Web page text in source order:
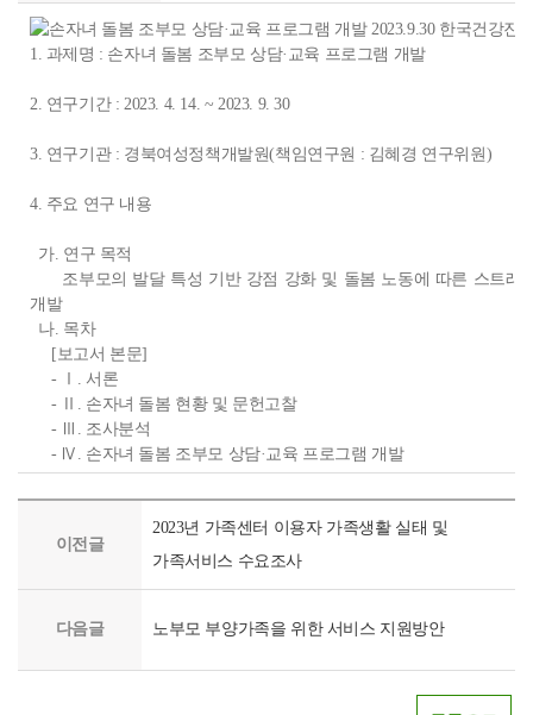
1. 과제명 : 손자녀 돌봄 조부모 상담·교육 프로그램 개발
2. 연구기간 : 2023. 4. 14. ~ 2023. 9. 30
3. 연구기관 : 경북여성정책개발원(책임연구원 : 김혜경 연구위원)
4. 주요 연구 내용
가. 연구 목적
조부모의 발달 특성 기반 강점 강화 및 돌봄 노동에 따른 스트래
개발
나. 목차
[보고서 본문]
- Ⅰ. 서론
- Ⅱ. 손자녀 돌봄 현황 및 문헌고찰
- Ⅲ. 조사분석
- Ⅳ. 손자녀 돌봄 조부모 상담·교육 프로그램 개발
이전글
2023년 가족센터 이용자 가족생활 실태 및
가족서비스 수요조사
다음글 노부모 부양가족을 위한 서비스 지원방안